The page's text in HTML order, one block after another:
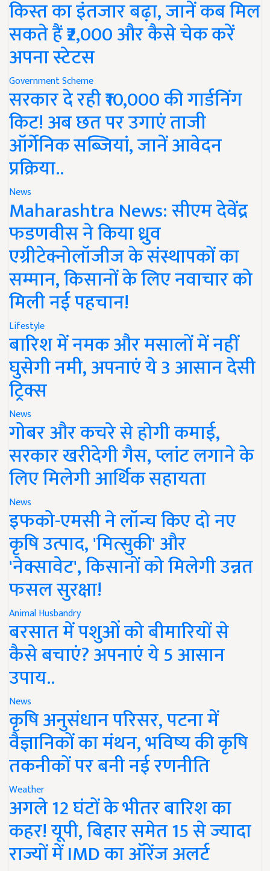
किस्त का इंतजार बढ़ा, जानें कब मिल
सकते हैं ₹2,000 और कैसे चेक करें
अपना स्टेटस
Government Scheme
सरकार दे रही ₹10,000 की गार्डनिंग
किट! अब छत पर उगाएं ताजी
ऑर्गेनिक सब्जियां, जानें आवेदन
प्रक्रिया..
News
Maharashtra News: सीएम देवेंद्र
फडणवीस ने किया ध्रुव
एग्रीटेक्नोलॉजीज के संस्थापकों का
सम्मान, किसानों के लिए नवाचार को
मिली नई पहचान!
Lifestyle
बारिश में नमक और मसालों में नहीं
घुसेगी नमी, अपनाएं ये 3 आसान देसी
ट्रिक्स
News
गोबर और कचरे से होगी कमाई,
सरकार खरीदेगी गैस, प्लांट लगाने के
लिए मिलेगी आर्थिक सहायता
News
इफको-एमसी ने लॉन्च किए दो नए
कृषि उत्पाद, 'मित्सुकी' और
'नेक्सावेट', किसानों को मिलेगी उन्नत
फसल सुरक्षा!
Animal Husbandry
बरसात में पशुओं को बीमारियों से
कैसे बचाएं? अपनाएं ये 5 आसान
उपाय..
News
कृषि अनुसंधान परिसर, पटना में
वैज्ञानिकों का मंथन, भविष्य की कृषि
तकनीकों पर बनी नई रणनीति
Weather
अगले 12 घंटों के भीतर बारिश का
कहर! यूपी, बिहार समेत 15 से ज्यादा
राज्यों में IMD का ऑरेंज अलर्ट